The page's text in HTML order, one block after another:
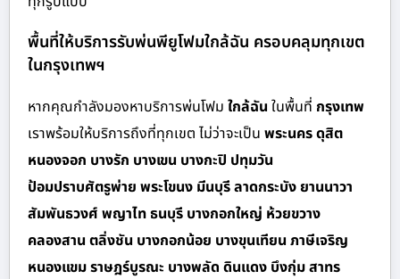
พื้นที่ให้บริการรับพ่นพียูโฟมใกล้ฉัน ครอบคลุมทุกเขต
ในกรุงเทพฯ
หากคุณกำลังมองหาบริการพ่นโฟม ใกล้ฉัน ในพื้นที่ กรุงเทพ
เราพร้อมให้บริการถึงที่ทุกเขต ไม่ว่าจะเป็น พระนคร ดุสิต
หนองจอก บางรัก บางเขน บางกะปิ ปทุมวัน
ป้อมปราบศัตรูพ่าย พระโขนง มีนบุรี ลาดกระบัง ยานนาวา
สัมพันธวงศ์ พญาไท ธนบุรี บางกอกใหญ่ ห้วยขวาง
คลองสาน ตลิ่งชัน บางกอกน้อย บางขุนเทียน ภาษีเจริญ
หนองแขม ราษฎร์บูรณะ บางพลัด ดินแดง บึงกุ่ม สาทร